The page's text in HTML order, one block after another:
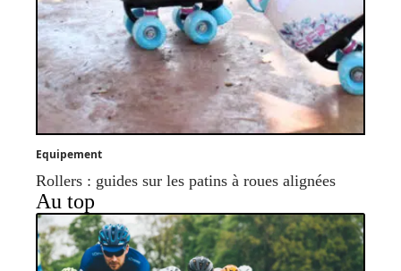
Equipement
Rollers : guides sur les patins à roues alignées
Au top